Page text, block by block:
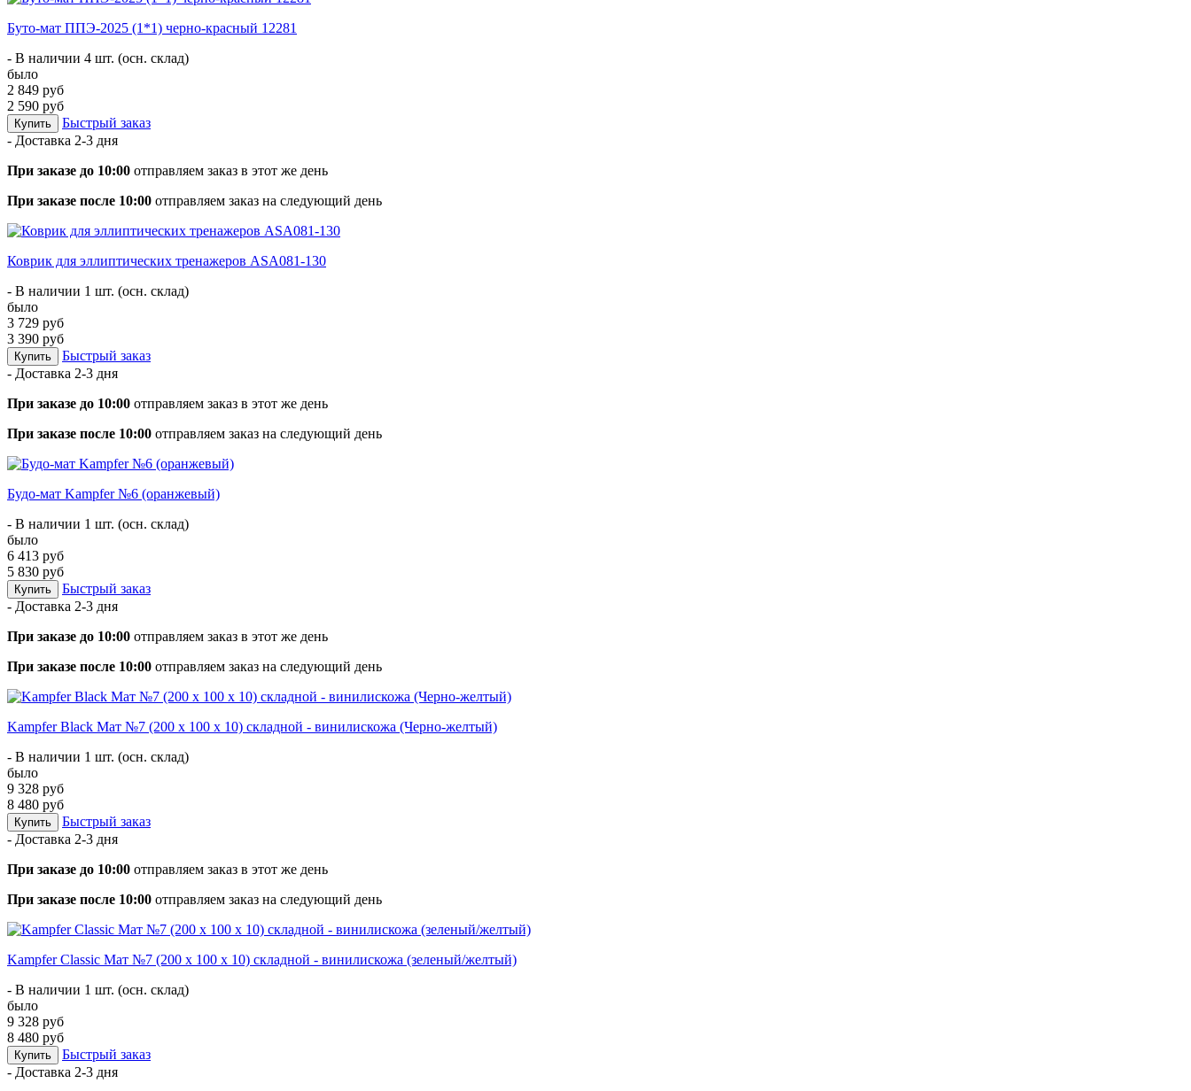
Буто-мат ППЭ-2025 (1*1) черно-красный 12281
- В наличии 4 шт. (осн. склад)
было
2 849 руб
2 590 руб
Купить
Быстрый заказ
- Доставка 2-3 дня
При заказе до 10:00 отправляем заказ в этот же день
При заказе после 10:00 отправляем заказ на следующий день
Коврик для эллиптических тренажеров ASA081-130
- В наличии 1 шт. (осн. склад)
было
3 729 руб
3 390 руб
Купить
Быстрый заказ
- Доставка 2-3 дня
При заказе до 10:00 отправляем заказ в этот же день
При заказе после 10:00 отправляем заказ на следующий день
Будо-мат Kampfer №6 (оранжевый)
- В наличии 1 шт. (осн. склад)
было
6 413 руб
5 830 руб
Купить
Быстрый заказ
- Доставка 2-3 дня
При заказе до 10:00 отправляем заказ в этот же день
При заказе после 10:00 отправляем заказ на следующий день
Kampfer Black Мат №7 (200 х 100 х 10) складной - винилискожа (Черно-желтый)
- В наличии 1 шт. (осн. склад)
было
9 328 руб
8 480 руб
Купить
Быстрый заказ
- Доставка 2-3 дня
При заказе до 10:00 отправляем заказ в этот же день
При заказе после 10:00 отправляем заказ на следующий день
Kampfer Classic Мат №7 (200 х 100 х 10) складной - винилискожа (зеленый/желтый)
- В наличии 1 шт. (осн. склад)
было
9 328 руб
8 480 руб
Купить
Быстрый заказ
- Доставка 2-3 дня